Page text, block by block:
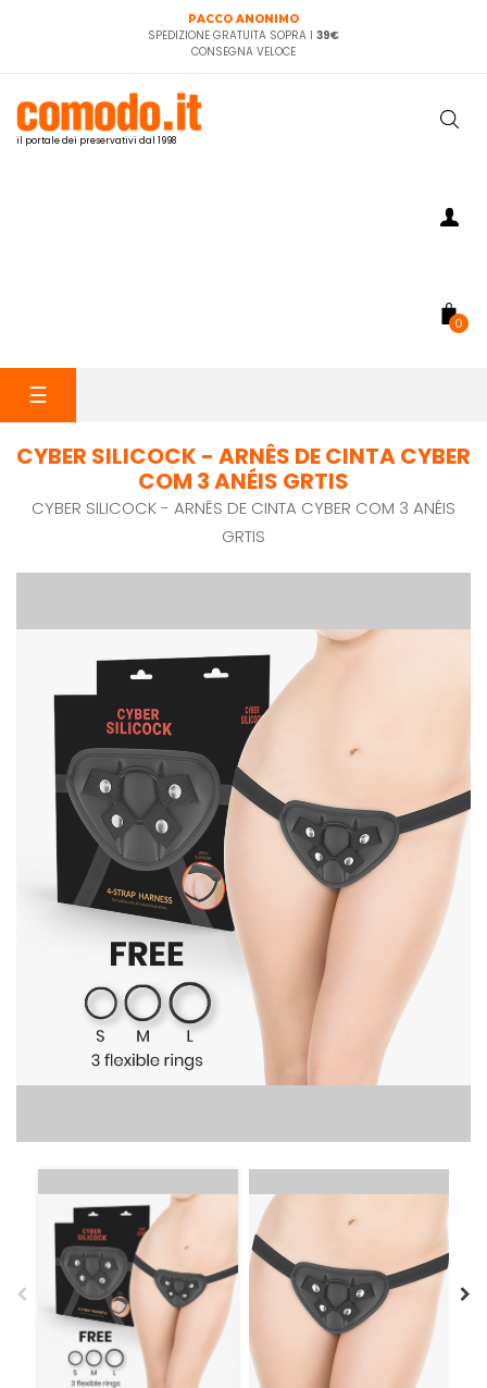
PACCO ANONIMO
SPEDIZIONE GRATUITA SOPRA I 39€
CONSEGNA VELOCE
il portale dei preservativi dal 1998
0
navigazione
☰
CYBER SILICOCK - ARNÊS DE CINTA CYBER
COM 3 ANÉIS GRTIS
CYBER SILICOCK - ARNÊS DE CINTA CYBER COM 3 ANÉIS
GRTIS